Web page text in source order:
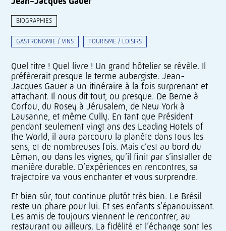
BIOGRAPHIES
GASTRONOMIE / VINS TOURISME / LOISIRS
Quel titre ! Quel livre ! Un grand hôtelier se révèle. Il
préfèrerait presque le terme aubergiste. Jean-
Jacques Gauer a un itinéraire à la fois surprenant et
attachant. Il nous dit tout, ou presque. De Berne à
Corfou, du Rosey à Jérusalem, de New York à
Lausanne, et même Cully. En tant que Président
pendant seulement vingt ans des Leading Hotels of
the World, il aura parcouru la planète dans tous les
sens, et de nombreuses fois. Mais c’est au bord du
Léman, ou dans les vignes, qu’il finit par s’installer de
manière durable. D’expériences en rencontres, sa
trajectoire va vous enchanter et vous surprendre.
Et bien sûr, tout continue plutôt très bien. Le Brésil
reste un phare pour lui. Et ses enfants s’épanouissent.
Les amis de toujours viennent le rencontrer, au
restaurant ou ailleurs. La fidélité et l’échange sont les